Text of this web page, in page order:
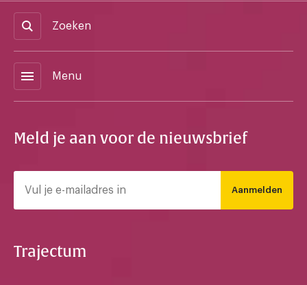
Zoeken
menu Menu
Meld je aan voor de nieuwsbrief
Aanmelden
Trajectum